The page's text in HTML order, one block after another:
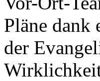
Pläne
der